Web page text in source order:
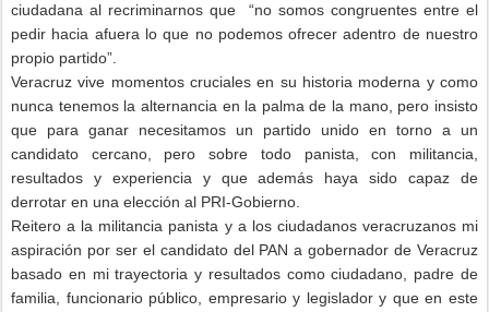
ciudadana al recriminarnos que “no somos congruentes entre el
pedir hacia afuera lo que no podemos ofrecer adentro de nuestro
propio partido”.
Veracruz vive momentos cruciales en su historia moderna y como
nunca tenemos la alternancia en la palma de la mano, pero insisto
que para ganar necesitamos un partido unido en torno a un
candidato cercano, pero sobre todo panista, con militancia,
resultados y experiencia y que además haya sido capaz de
derrotar en una elección al PRI-Gobierno.
Reitero a la militancia panista y a los ciudadanos veracruzanos mi
aspiración por ser el candidato del PAN a gobernador de Veracruz
basado en mi trayectoria y resultados como ciudadano, padre de
familia, funcionario público, empresario y legislador y que en este